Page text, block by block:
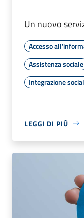
Un nuovo
Accesso
Assistenza sociale
Integrazione
LEGGI DI PIÙ